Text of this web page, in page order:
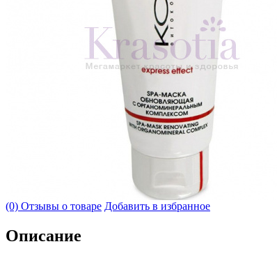
(0) Отзывы о товаре Добавить в избранное
Описание